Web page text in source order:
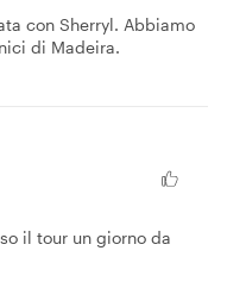
con Sherryl. Abbiamo
di Madeira.
il tour un giorno da